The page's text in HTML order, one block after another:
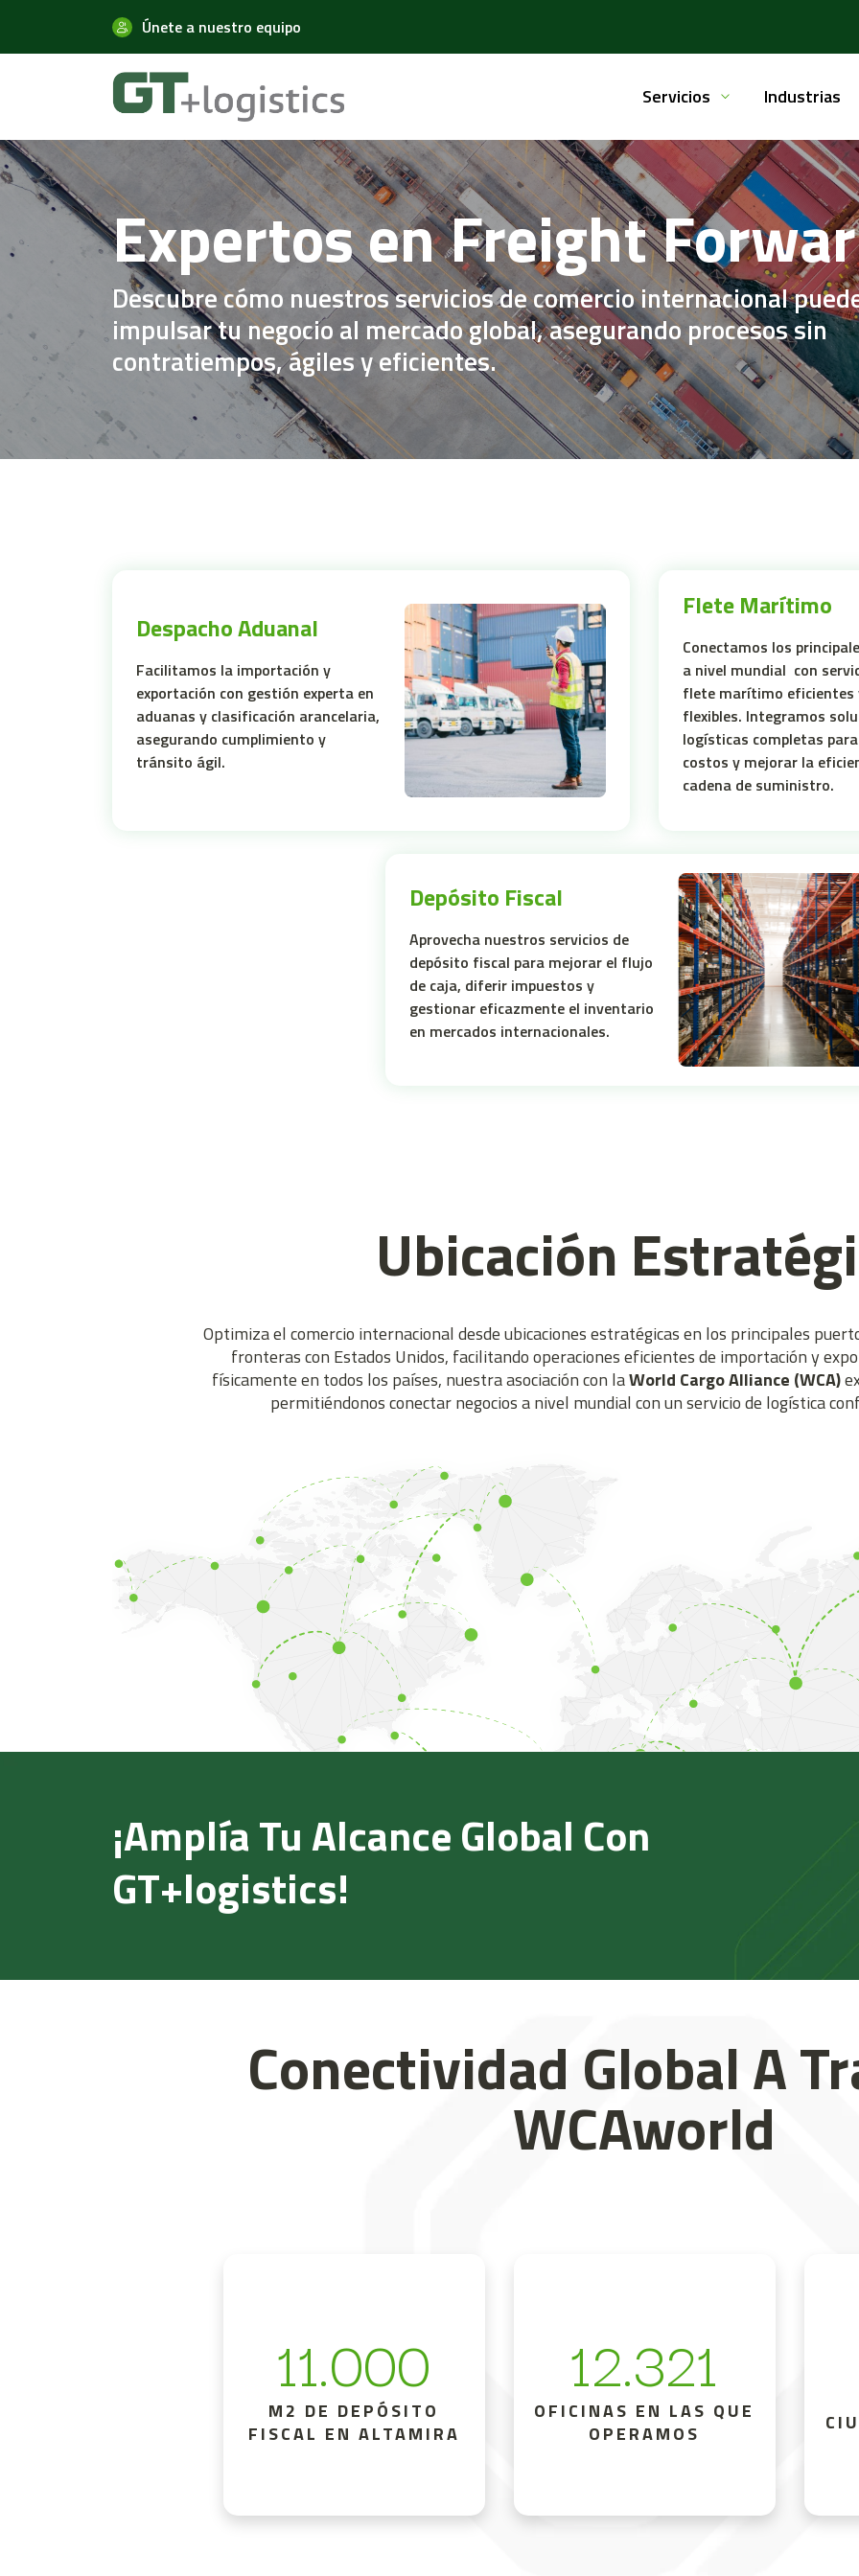
Únete a nuestro equipo
Servicios Industrias
Expertos en Freight
Descubre cómo nuestros servicios de comercio internacional
impulsar tu negocio al mercado global, asegurando procesos sin
contratiempos, ágiles y eficientes.
Despacho Aduanal
Facilitamos la importación y
exportación con gestión experta en
aduanas y clasificación arancelaria,
asegurando cumplimiento y
tránsito ágil.
Flete Marítimo
Conectamos los
a nivel mundial con
flete marítimo eficientes
flexibles. Integramos
logísticas completas
costos y mejorar la
cadena de suministro.
Depósito Fiscal
Aprovecha nuestros servicios de
depósito fiscal para mejorar el flujo
de caja, diferir impuestos y
gestionar eficazmente el inventario
en mercados internacionales.
Ubicación
Optimiza el comercio internacional desde ubicaciones estratégicas en los principales
fronteras con Estados Unidos, facilitando operaciones eficientes de importación y
físicamente en todos los países, nuestra asociación con laWorld Cargo Alliance (WCA)
permitiéndonos conectar negocios a nivel mundial con un servicio de logística
¡Amplía Tu Alcance Global Con
GT+logistics!
Conectividad Global A
WCAworld
11.000
M2 DE DEPÓSITO
FISCAL EN ALTAMIRA
12.321
OFICINAS EN LAS QUE
OPERAMOS